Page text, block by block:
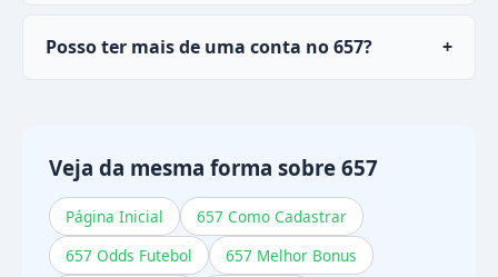
cadastro pode levar até sem parar se for
Posso ter mais de uma conta no 657?
+
Veja da mesma forma sobre 657
Página Inicial
657 Como Cadastrar
657 Odds Futebol
657 Melhor Bonus